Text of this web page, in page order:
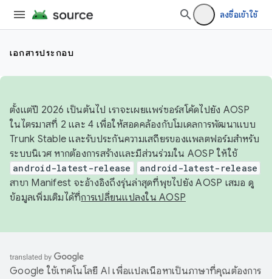
ลงชื่อเข้าใช้
เอกสารประกอบ
ตั้งแต่ปี 2026 เป็นต้นไป เราจะเผยแพร่ซอร์สโค้ดไปยัง AOSP
ในไตรมาสที่ 2 และ 4 เพื่อให้สอดคล้องกับโมเดลการพัฒนาแบบ
Trunk Stable และรับประกันความเสถียรของแพลตฟอร์มสำหรับ
ระบบนิเวศ หากต้องการสร้างและมีส่วนร่วมใน AOSP ให้ใช้
android-latest-release android-latest-release
สาขา Manifest จะอ้างอิงถึงรุ่นล่าสุดที่พุชไปยัง AOSP เสมอ ดู
ข้อมูลเพิ่มเติมได้ที่การเปลี่ยนแปลงใน AOSP
Google ใช้เทคโนโลยี AI เพื่อแปลเนื้อหาเป็นภาษาที่คุณต้องการ